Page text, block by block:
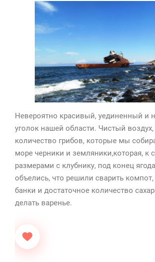
Невероятно красивый, уединенный и
уголок нашей области. Чистый
количество грибов, которые мы
море черники и земляники,которая, к
размерами с клубнику, под конец
объелись, что решили сварить
банки и достаточное количество
делать варенье.